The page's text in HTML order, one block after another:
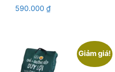
590.000 ₫
Giảm giá!